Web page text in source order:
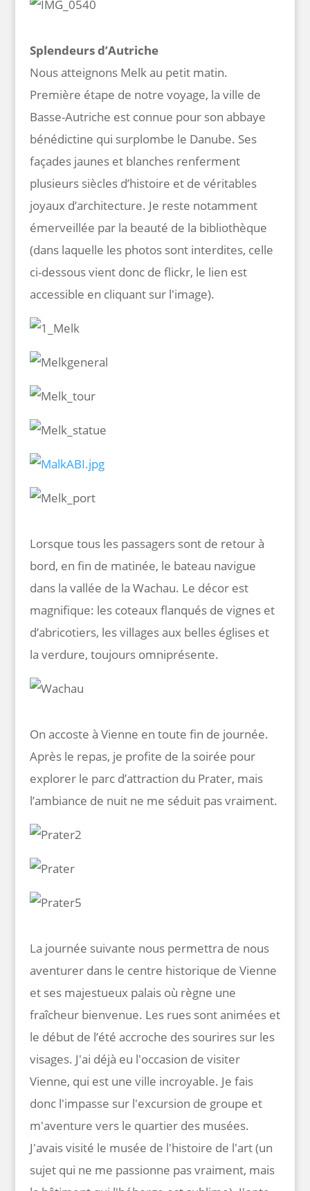
Splendeurs d’Autriche
Nous atteignons Melk au petit matin.
Première étape de notre voyage, la ville de
Basse-Autriche est connue pour son abbaye
bénédictine qui surplombe le Danube. Ses
façades jaunes et blanches renferment
plusieurs siècles d’histoire et de véritables
joyaux d’architecture. Je reste notamment
émerveillée par la beauté de la bibliothèque
(dans laquelle les photos sont interdites, celle
ci-dessous vient donc de flickr, le lien est
accessible en cliquant sur l'image).
Lorsque tous les passagers sont de retour à
bord, en fin de matinée, le bateau navigue
dans la vallée de la Wachau. Le décor est
magnifique: les coteaux flanqués de vignes et
d’abricotiers, les villages aux belles églises et
la verdure, toujours omniprésente.
On accoste à Vienne en toute fin de journée.
Après le repas, je profite de la soirée pour
explorer le parc d’attraction du Prater, mais
l’ambiance de nuit ne me séduit pas vraiment.
La journée suivante nous permettra de nous
aventurer dans le centre historique de Vienne
et ses majestueux palais où règne une
fraîcheur bienvenue. Les rues sont animées et
le début de l’été accroche des sourires sur les
visages. J'ai déjà eu l'occasion de visiter
Vienne, qui est une ville incroyable. Je fais
donc l'impasse sur l'excursion de groupe et
m'aventure vers le quartier des musées.
J'avais visité le musée de l'histoire de l'art (un
sujet qui ne me passionne pas vraiment, mais